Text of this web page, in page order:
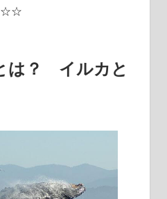
は？ イルカと